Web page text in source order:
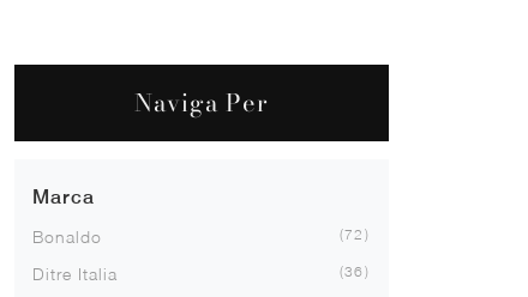
Naviga Per
Marca
Bonaldo 72
Ditre Italia 36